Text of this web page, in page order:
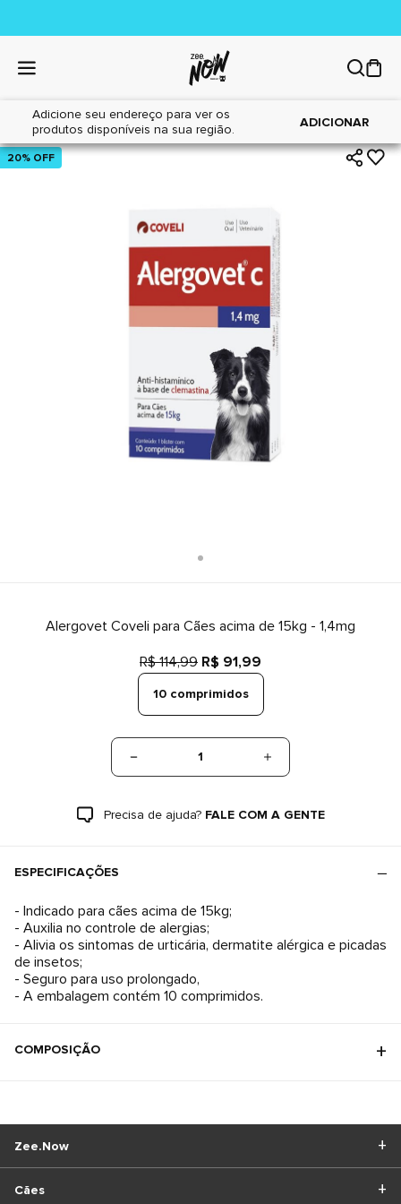
Adicione seu endereço para ver os
produtos disponíveis na sua região.
ADICIONAR
Home|Cães|Farmácia
20% OFF
Alergovet Coveli para Cães acima de 15kg - 1,4mg
R$ 114,99 R$ 91,99
10 comprimidos
1
Precisa de ajuda? FALE COM A GENTE
ESPECIFICAÇÕES
- Indicado para cães acima de 15kg;
- Auxilia no controle de alergias;
- Alivia os sintomas de urticária, dermatite alérgica e picadas
de insetos;
- Seguro para uso prolongado,
- A embalagem contém 10 comprimidos.
COMPOSIÇÃO
Cães
Zee.Now